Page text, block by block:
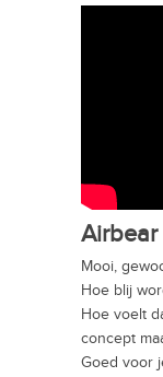
Mooi,
Hoe blij
Hoe voelt
concept
Goed voor